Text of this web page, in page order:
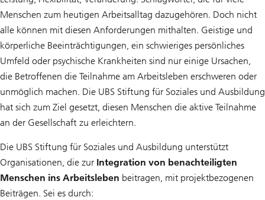
Menschen zum heutigen Arbeitsalltag dazugehören. Doch nicht
alle können mit diesen Anforderungen mithalten. Geistige und
körperliche Beeinträchtigungen, ein schwieriges persönliches
Umfeld oder psychische Krankheiten sind nur einige Ursachen,
die Betroffenen die Teilnahme am Arbeitsleben erschweren oder
unmöglich machen. Die UBS Stiftung für Soziales und Ausbildung
hat sich zum Ziel gesetzt, diesen Menschen die aktive Teilnahme
an der Gesellschaft zu erleichtern.
Die UBS Stiftung für Soziales und Ausbildung unterstützt
Organisationen, die zur Integration von benachteiligten
Menschen ins Arbeitsleben beitragen, mit projektbezogenen
Beiträgen. Sei es durch: